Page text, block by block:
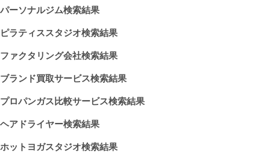
パーソナルジム検索結果
ピラティススタジオ検索結果
ファクタリング会社検索結果
ブランド買取サービス検索結果
プロパンガス比較サービス検索結果
ヘアドライヤー検索結果
ホットヨガスタジオ検索結果